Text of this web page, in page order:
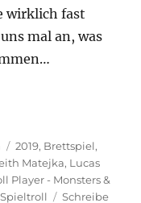
wirklich fast
mal an, was
Erweiterung“
Schlagwörter
2019, Brettspiel,
Matejka, Lucas
Player - Monsters &
Spieltroll Schreibe